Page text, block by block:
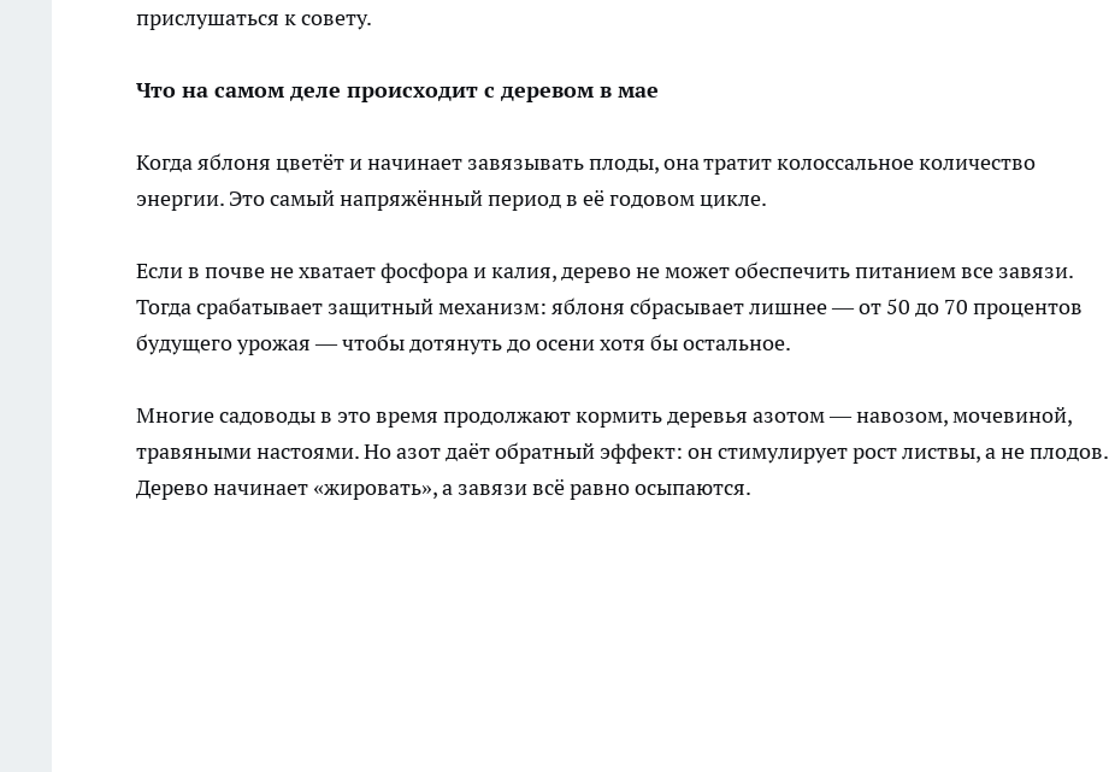
прислушаться к совету.
Что на самом деле происходит с деревом в мае
Когда яблоня цветёт и начинает завязывать плоды, она тратит колоссальное количество
энергии. Это самый напряжённый период в её годовом цикле.
Если в почве не хватает фосфора и калия, дерево не может обеспечить питанием все завязи.
Тогда срабатывает защитный механизм: яблоня сбрасывает лишнее — от 50 до 70 процентов
будущего урожая — чтобы дотянуть до осени хотя бы остальное.
Многие садоводы в это время продолжают кормить деревья азотом — навозом, мочевиной,
травяными настоями. Но азот даёт обратный эффект: он стимулирует рост листвы, а не плодов.
Дерево начинает «жировать», а завязи всё равно осыпаются.